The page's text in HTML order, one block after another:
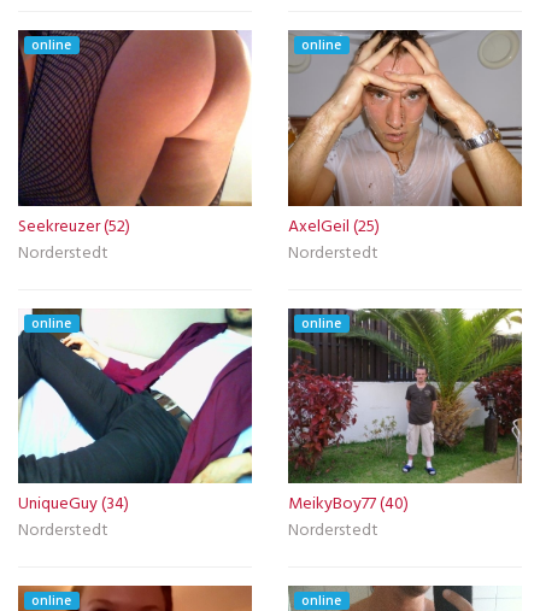
online
Seekreuzer (52)
Norderstedt
online
AxelGeil (25)
Norderstedt
online
UniqueGuy (34)
Norderstedt
online
MeikyBoy77 (40)
Norderstedt
online online